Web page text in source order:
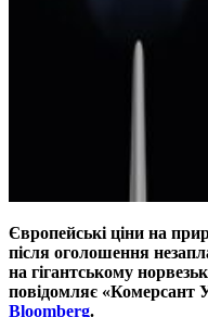
Європейські ціни на
після оголошення
на гігантському
повідомляє «Комерсант
Bloomberg.